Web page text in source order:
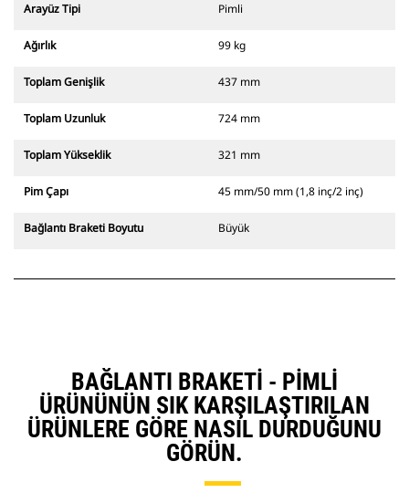
Arayüz Tipi Pimli
Ağırlık 99 kg
Toplam Genişlik 437 mm
Toplam Uzunluk 724 mm
Toplam Yükseklik 321 mm
Pim Çapı 45 mm/50 mm (1,8 inç/2 inç)
Bağlantı Braketi Boyutu Büyük
BAĞLANTI BRAKETI - PIMLI
ÜRÜNÜNÜN SIK KARŞILAŞTIRILAN
ÜRÜNLERE GÖRE NASIL DURDUĞUNU
GÖRÜN.